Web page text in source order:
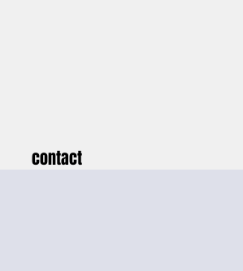
contact